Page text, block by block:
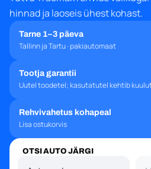
hinnad ja laoseis ühest kohast.
Tarne 1–3 päeva
Tallinn ja Tartu · pakiautomaat
Tootja garantii
Uutel toodetel; kasutatutel kehtib
Rehvivahetus kohapeal
Lisa ostukorvis
OTSI AUTO JÄRGI